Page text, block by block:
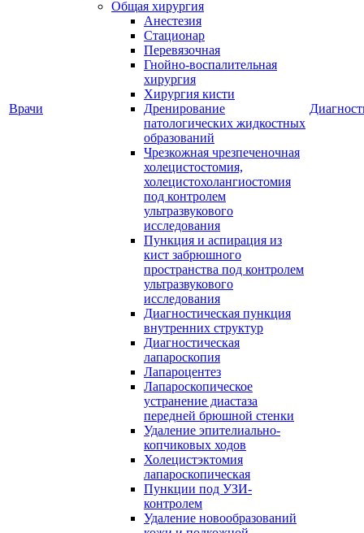
Врачи
Общая хирургия
Анестезия
Стационар
Перевязочная
Гнойно-воспалительная
хирургия
Хирургия кисти
Дренирование
патологических жидкостных
образований
Чрезкожная чрезпеченочная
холецистостомия,
холецистохолангиостомия
под контролем
ультразвукового
исследования
Пункция и аспирация из
кист забрюшного
пространства под контролем
ультразвукового
исследования
Диагностическая пункция
внутренних структур
Диагностическая
лапароскопия
Лапароцентез
Лапароскопическое
устранение диастаза
передней брюшной стенки
Удаление эпителиально-
копчиковых ходов
Холецистэктомия
лапароскопическая
Пункции под УЗИ-
контролем
Удаление новообразований